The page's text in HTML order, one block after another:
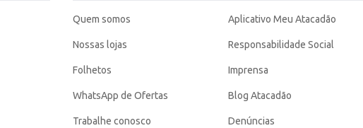
e sabor para o seu dia a dia, sendo uma opção versátil para diversas ocasiões.
Quem somos
Nossas lojas
Folhetos
WhatsApp de Ofertas
Trabalhe conosco
Aplicativo Meu Atacadão
Responsabilidade Social
Imprensa
Blog Atacadão
Denúncias